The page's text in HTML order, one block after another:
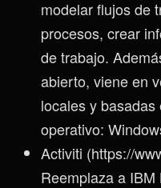
modelar flujos de
procesos, crear
de trabajo.
abierto, viene en
locales y
operativo:
Activiti (https://
Reemplaza a